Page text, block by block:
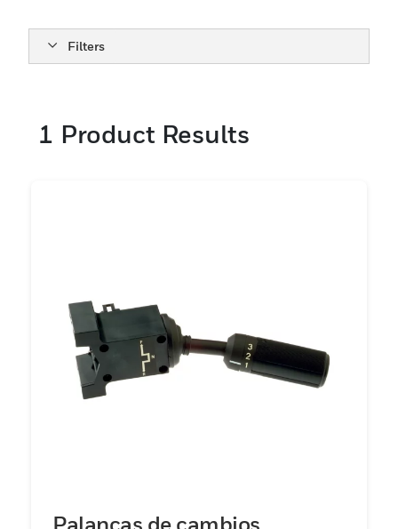
ingenieros ofrecen experiencia y
conocimientos de diseño líderes en la
especificaciones exigentes.
Filters
1 Product Results
Palancas de cambios